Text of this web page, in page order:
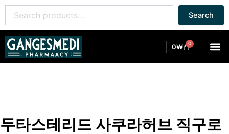
콘
츠
너
for:
Search
0₩ 0
Cart
두타스테리드 사쿠라허브 직구로